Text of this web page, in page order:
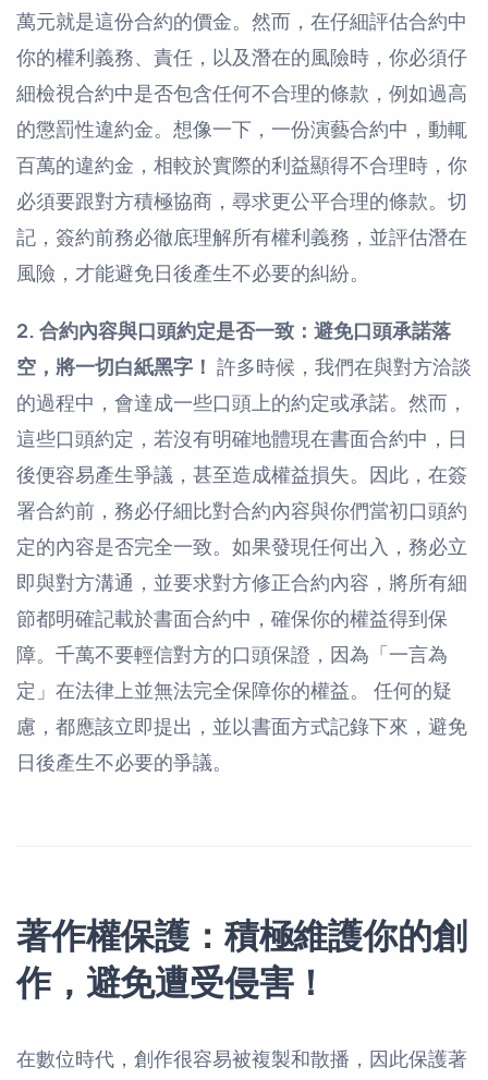
萬元就是這份合約的價金。然而，在仔細評估合約中
你的權利義務、責任，以及潛在的風險時，你必須仔
細檢視合約中是否包含任何不合理的條款，例如過高
的懲罰性違約金。想像一下，一份演藝合約中，動輒
百萬的違約金，相較於實際的利益顯得不合理時，你
必須要跟對方積極協商，尋求更公平合理的條款。切
記，簽約前務必徹底理解所有權利義務，並評估潛在
風險，才能避免日後產生不必要的糾紛。
2. 合約內容與口頭約定是否一致：避免口頭承諾落
空，將一切白紙黑字！ 許多時候，我們在與對方洽談
的過程中，會達成一些口頭上的約定或承諾。然而，
這些口頭約定，若沒有明確地體現在書面合約中，日
後便容易產生爭議，甚至造成權益損失。因此，在簽
署合約前，務必仔細比對合約內容與你們當初口頭約
定的內容是否完全一致。如果發現任何出入，務必立
即與對方溝通，並要求對方修正合約內容，將所有細
節都明確記載於書面合約中，確保你的權益得到保
障。千萬不要輕信對方的口頭保證，因為「一言為
定」在法律上並無法完全保障你的權益。 任何的疑
慮，都應該立即提出，並以書面方式記錄下來，避免
日後產生不必要的爭議。
著作權保護：積極維護你的創
作，避免遭受侵害！
在數位時代，創作很容易被複製和散播，因此保護著